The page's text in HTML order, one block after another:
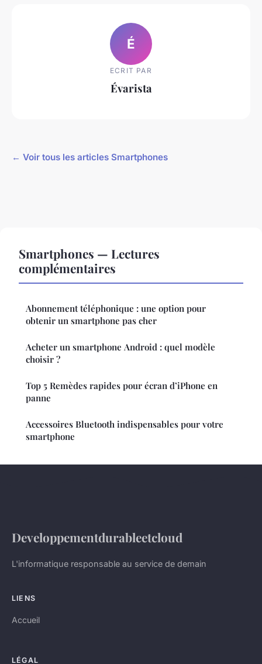
É
ECRIT PAR
Évarista
← Voir tous les articles Smartphones
Smartphones — Lectures
complémentaires
Abonnement téléphonique : une option pour
obtenir un smartphone pas cher
Acheter un smartphone Android : quel modèle
choisir ?
Top 5 Remèdes rapides pour écran d’iPhone en
panne
Accessoires Bluetooth indispensables pour votre
smartphone
Developpementdurableetcloud
L'informatique responsable au service de demain
LIENS
Accueil
LÉGAL